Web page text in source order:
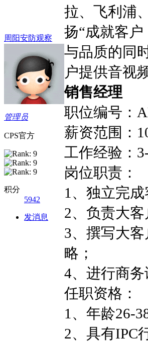
周阳安防观察
管理员
CPS官方
积分
5942
发消息
拉、飞利浦
扬“成就客
与品质的同
户提供音视
销售经理
职位编号：
薪资范围：
工作经验：
岗位职责：
1、独立完
2、负责大
3、撰写大
略；
4、进行商
任职资格：
1、年龄26-
2、具有IPC